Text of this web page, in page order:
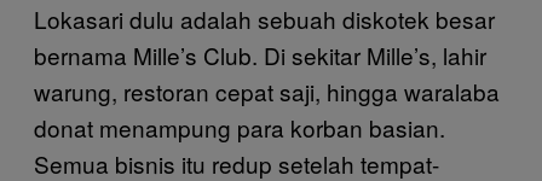
Lokasari dulu adalah sebuah diskotek besar
bernama Mille’s Club. Di sekitar Mille’s, lahir
warung, restoran cepat saji, hingga waralaba
donat menampung para korban basian.
Semua bisnis itu redup setelah tempat-